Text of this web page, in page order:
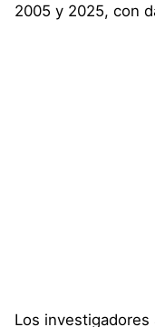
2005 y 2025, con
Los